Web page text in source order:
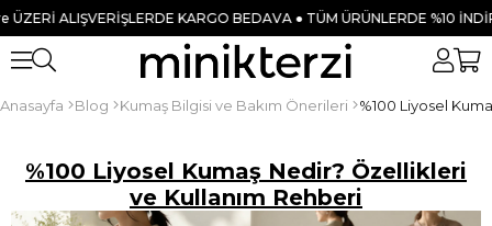
KARGO BEDAVA ● TÜM ÜRÜNLERDE %10 İNDİRİM!YENİ SEZON
Anasayfa Blog Kumaş Bilgisi ve Bakım Önerileri
%100 Liyosel Kumaş Nedir? Özellikleri
ve Kullanım Rehberi